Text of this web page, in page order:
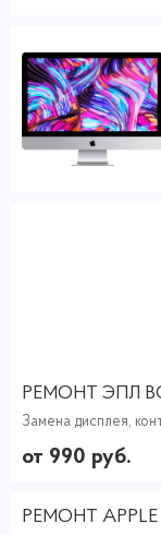
РЕМОНТ ЭПЛ
Замена дисплея,
от 990 руб.
РЕМОНТ APPLE